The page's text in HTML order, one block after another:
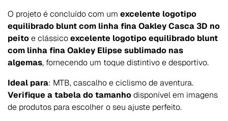
O projeto é concluído com um excelente logotipo
equilibrado blunt com linha fina Oakley Casca 3D no
peitoe clássicoexcelente logotipo equilibrado blunt
com linha fina Oakley Elipse sublimado nas
algemas, fornecendo um toque distintivo e desportivo.
Ideal para: MTB, cascalho e ciclismo de aventura.
Verifique a tabela do tamanhodisponível em imagens
de produtos para escolher o seu ajuste perfeito.